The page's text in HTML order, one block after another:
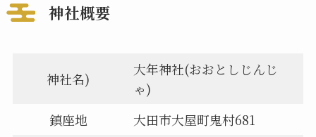
神社概要
神社名)
大年神社(おおとしじんじ
ゃ)
鎮座地
大田市大屋町鬼村681